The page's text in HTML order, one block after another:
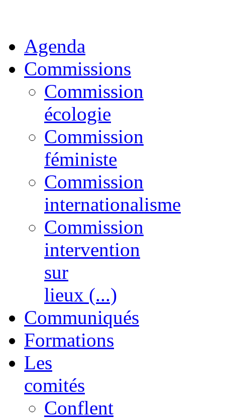
Agenda
Commissions
Commission
écologie
Commission
féministe
Commission
internationalisme
Commission
intervention
sur
lieux (...)
Communiqués
Formations
Les
comités
Conflent